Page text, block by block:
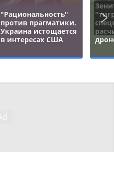
"Рациональность"
против прагматики.
Украина истощается
в интересах США